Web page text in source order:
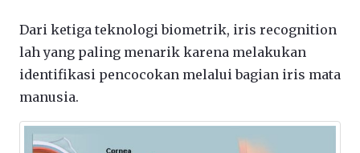
Dari ketiga teknologi biometrik, iris recognition
lah yang paling menarik karena melakukan
identifikasi pencocokan melalui bagian iris mata
manusia.